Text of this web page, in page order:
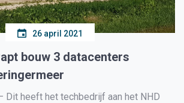
26 april 2021
bouw 3 datacenters
Dit heeft het techbedrijf aan het NHD